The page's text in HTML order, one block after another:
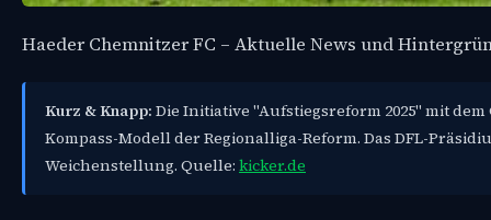
Haeder Chemnitzer FC – Aktuelle News und
Kurz & Knapp: Die Initiative "Aufstiegsreform 2025" mit
Kompass-Modell der Regionalliga-Reform. Das DFL-
Weichenstellung. Quelle: kicker.de